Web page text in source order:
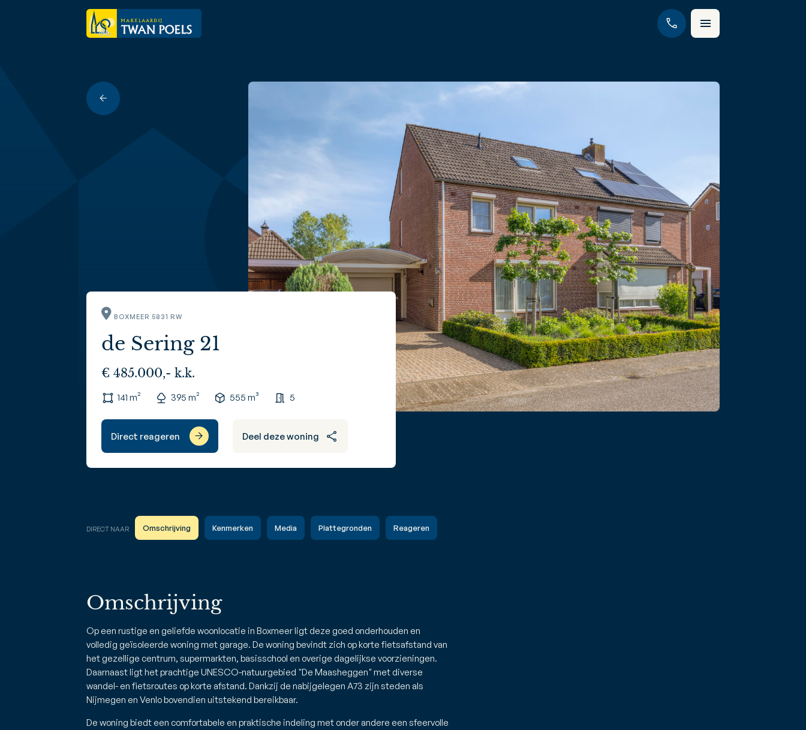
BOXMEER 5831 RW
de Sering 21
€ 485.000,- k.k.
141 m² 395 m² 555 m³ 5
Direct reageren Deel deze woning
DIRECT NAAR Omschrijving Kenmerken Media Plattegronden Reageren
Omschrijving
Op een rustige en geliefde woonlocatie in Boxmeer ligt deze goed onderhouden en
volledig geïsoleerde woning met garage. De woning bevindt zich op korte fietsafstand van
het gezellige centrum, supermarkten, basisschool en overige dagelijkse voorzieningen.
Daarnaast ligt het prachtige UNESCO-natuurgebied "De Maasheggen" met diverse
wandel- en fietsroutes op korte afstand. Dankzij de nabijgelegen A73 zijn steden als
Nijmegen en Venlo bovendien uitstekend bereikbaar.
De woning biedt een comfortabele en praktische indeling met onder andere een sfeervolle